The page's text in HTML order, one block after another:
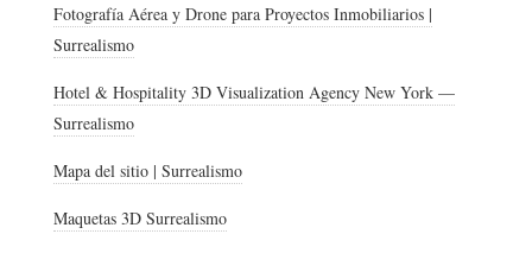
Fotografía Aérea y Drone para Proyectos Inmobiliarios |
Surrealismo
Hotel & Hospitality 3D Visualization Agency New York —
Surrealismo
Mapa del sitio | Surrealismo
Maquetas 3D Surrealismo